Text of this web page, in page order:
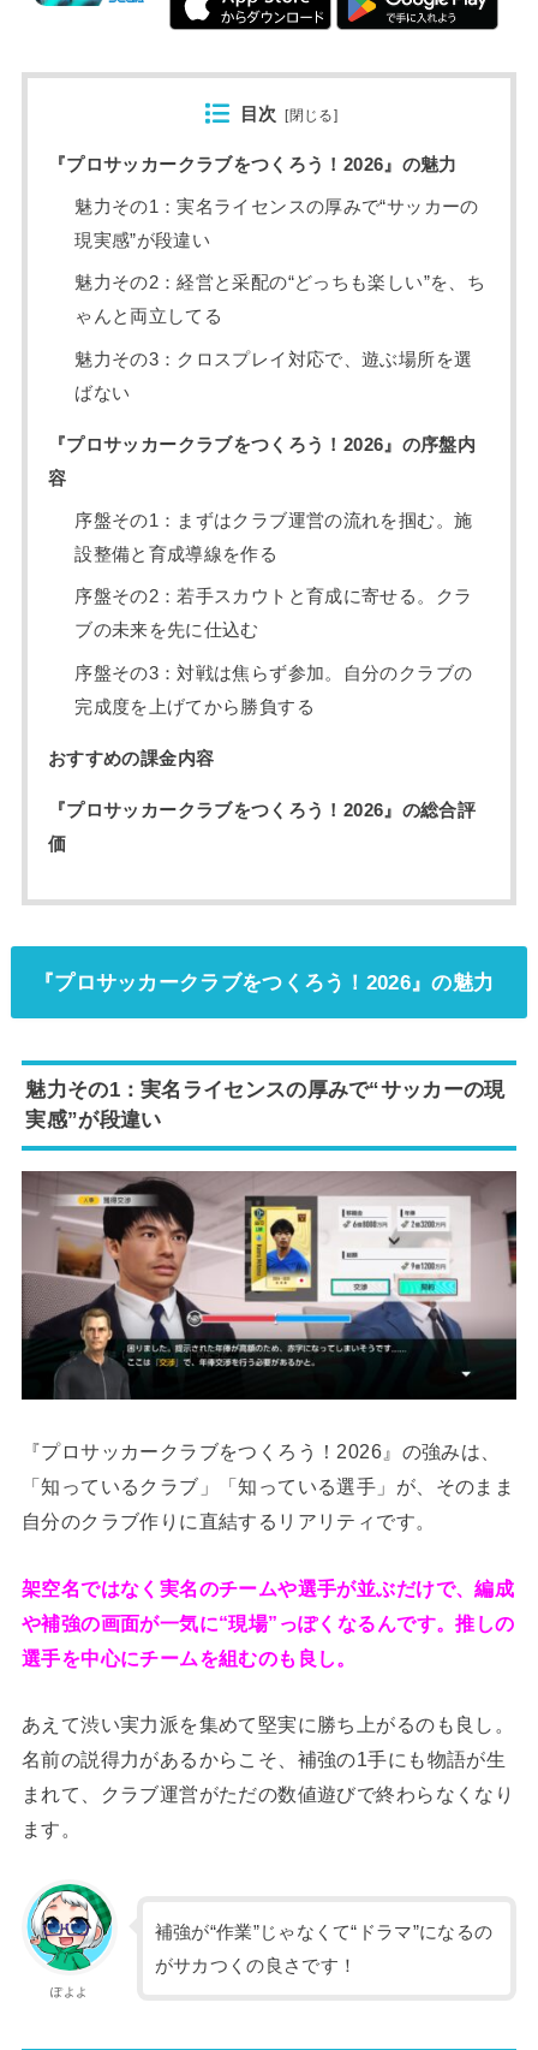
目次 [閉じる]
『プロサッカークラブをつくろう！2026』の魅力
魅力その1：実名ライセンスの厚みで“サッカーの
現実感”が段違い
魅力その2：経営と采配の“どっちも楽しい”を、ち
ゃんと両立してる
魅力その3：クロスプレイ対応で、遊ぶ場所を選
ばない
『プロサッカークラブをつくろう！2026』の序盤内
容
序盤その1：まずはクラブ運営の流れを掴む。施
設整備と育成導線を作る
序盤その2：若手スカウトと育成に寄せる。クラ
ブの未来を先に仕込む
序盤その3：対戦は焦らず参加。自分のクラブの
完成度を上げてから勝負する
おすすめの課金内容
『プロサッカークラブをつくろう！2026』の総合評
価
『プロサッカークラブをつくろう！2026』の魅力
魅力その1：実名ライセンスの厚みで“サッカーの現
実感”が段違い
『プロサッカークラブをつくろう！2026』の強みは、
「知っているクラブ」「知っている選手」が、そのまま
自分のクラブ作りに直結するリアリティです。
架空名ではなく実名のチームや選手が並ぶだけで、編成
や補強の画面が一気に“現場”っぽくなるんです。推しの
選手を中心にチームを組むのも良し。
あえて渋い実力派を集めて堅実に勝ち上がるのも良し。
名前の説得力があるからこそ、補強の1手にも物語が生
まれて、クラブ運営がただの数値遊びで終わらなくなり
ます。
ぽよよ
補強が“作業”じゃなくて“ドラマ”になるの
がサカつくの良さです！